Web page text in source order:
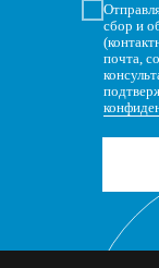
сбор и
почта,